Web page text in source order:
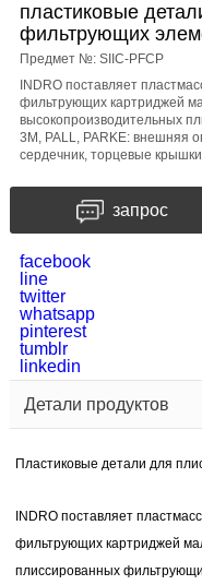
пластиковые
фильтрующих
Предмет №: SIIC-PFCP
INDRO поставляет
фильтрующих картриджей
высокопроизводительных
3M, PALL, PARKE: внешняя
сердечник, торцевые
запрос
facebook
line
twitter
whatsapp
pinterest
tumblr
linkedin
Детали продуктов
Пластиковые детали для
INDRO поставляет
фильтрующих картриджей
плиссированных
сообщение
проверки
кода